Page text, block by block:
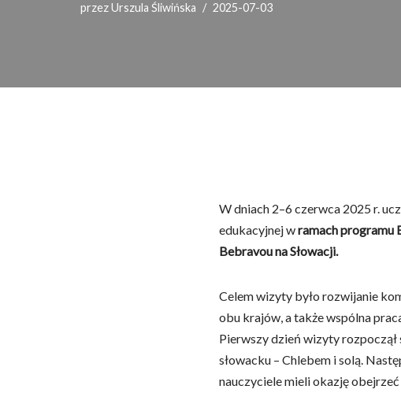
przezUrszula Śliwińska 2025-07-03
W dniach 2–6 czerwca 2025 r.
edukacyjnej wramach programu
Bebravou na Słowacji.
Celem wizyty było rozwijanie
obu krajów, a także wspólna
Pierwszy dzień wizyty
słowacku – Chlebem i solą.
nauczyciele mieli okazję